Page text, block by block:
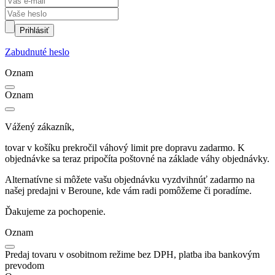
Prihlásiť
Zabudnuté heslo
Oznam
Oznam
Vážený zákazník,
tovar v košíku prekročil váhový limit pre dopravu zadarmo. K
objednávke sa teraz pripočíta poštovné na základe váhy objednávky.
Alternatívne si môžete vašu objednávku vyzdvihnúť zadarmo na
našej predajni v Beroune, kde vám radi pomôžeme či poradíme.
Ďakujeme za pochopenie.
Oznam
Predaj tovaru v osobitnom režime bez DPH, platba iba bankovým
prevodom